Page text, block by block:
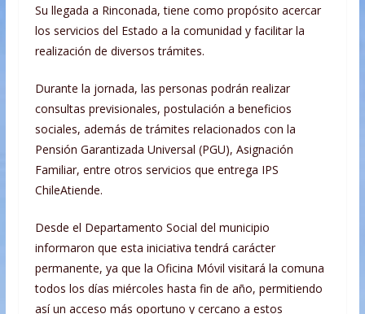
Su llegada a Rinconada, tiene como propósito acercar
los servicios del Estado a la comunidad y facilitar la
realización de diversos trámites.
Durante la jornada, las personas podrán realizar
consultas previsionales, postulación a beneficios
sociales, además de trámites relacionados con la
Pensión Garantizada Universal (PGU), Asignación
Familiar, entre otros servicios que entrega IPS
ChileAtiende.
Desde el Departamento Social del municipio
informaron que esta iniciativa tendrá carácter
permanente, ya que la Oficina Móvil visitará la comuna
todos los días miércoles hasta fin de año, permitiendo
así un acceso más oportuno y cercano a estos